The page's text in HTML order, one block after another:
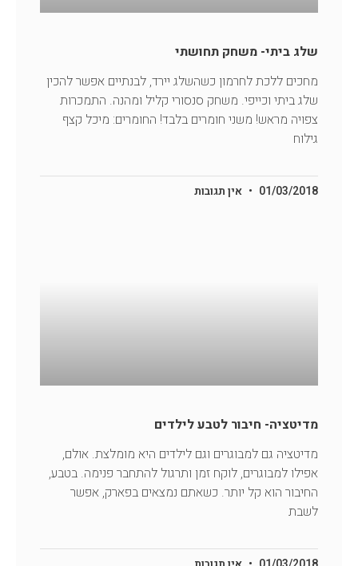
שלג ביתי- משחק תחושתי
מחכים ללכת לחרמון כשהשלג יירד, לבנתיים אפשר להכין
שלג ביתי וכייפי. משחק סנסורי קליל ומהנה. התמכרות
צפויה מראש! משני חומרים בלבד! החומרים: מיכל קצף
גילוח
01/03/2018 אין תגובות
מדיטציה- חיבור לטבע לילדים
מדיטציה גם למבוגרים וגם לילדים היא מומלצת. אולם,
אפילו למבוגרים, לוקח זמן ותרגול להתחבר פנימה. בטבע,
החיבור הוא קל יותר. כשאתם נמצאים בפארק, אפשר
לשבת